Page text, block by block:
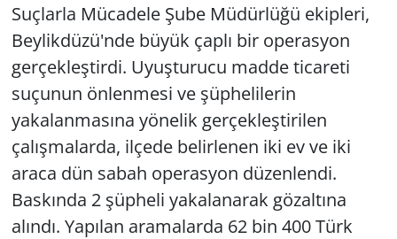
Suçlarla Mücadele Şube Müdürlüğü ekipleri,
Beylikdüzü'nde büyük çaplı bir operasyon
gerçekleştirdi. Uyuşturucu madde ticareti
suçunun önlenmesi ve şüphelilerin
yakalanmasına yönelik gerçekleştirilen
çalışmalarda, ilçede belirlenen iki ev ve iki
araca dün sabah operasyon düzenlendi.
Baskında 2 şüpheli yakalanarak gözaltına
alındı. Yapılan aramalarda 62 bin 400 Türk